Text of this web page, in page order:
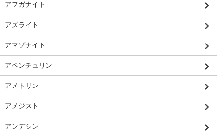
アフガナイト
アズライト
アマゾナイト
アベンチュリン
アメトリン
アメジスト
アンデシン